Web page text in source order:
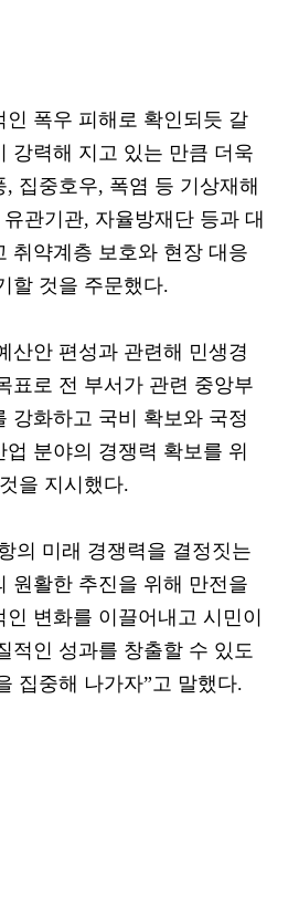
인 폭우 피해로 확인되듯 갈
강력해 지고 있는 만큼 더욱
집중호우, 폭염 등 기상재해
관기관, 자율방재단 등과 대
취약계층 보호와 현장 대응
할 것을 주문했다.
산안 편성과 관련해 민생경
표로 전 부서가 관련 중앙부
강화하고 국비 확보와 국정
분야의 경쟁력 확보를 위
을 지시했다.
의 미래 경쟁력을 결정짓는
원활한 추진을 위해 만전을
변화를 이끌어내고 시민이
적인 성과를 창출할 수 있도
집중해 나가자”고 말했다.